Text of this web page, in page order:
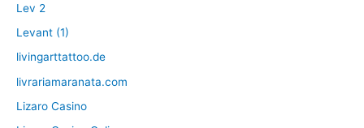
Lev 2
Levant (1)
livingarttattoo.de
livrariamaranata.com
Lizaro Casino